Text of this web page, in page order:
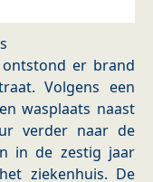
ontstond er brand
Volgens een
wasplaats naast
verder naar de
in de zestig jaar
ziekenhuis. De